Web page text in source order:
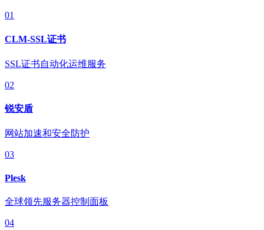
01
CLM-SSL证书
SSL证书自动化运维服务
02
锐安盾
网站加速和安全防护
03
Plesk
全球领先服务器控制面板
04